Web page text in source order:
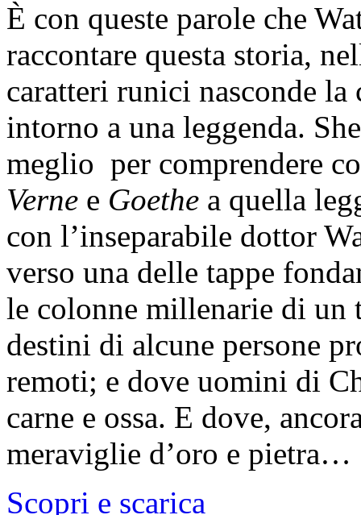
È con queste parole che
raccontare questa storia,
caratteri runici nasconde
intorno a una leggenda.
meglio per comprendere
Verne e Goethe a quella
con l’inseparabile dottor
verso una delle tappe
le colonne millenarie di un
destini di alcune persone
remoti; e dove uomini di
carne e ossa. E dove,
meraviglie d’oro e pietra…
Scopri e scarica